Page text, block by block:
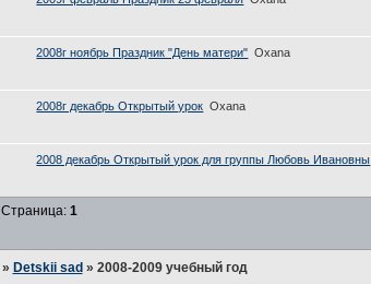
2008г ноябрь Праздник "День матери" Oxana
2008г декабрь Открытый урок Oxana
2008 декабрь Открытый урок для группы Любовь Ивановны
Страница: 1
» Detskii sad » 2008-2009 учебный год